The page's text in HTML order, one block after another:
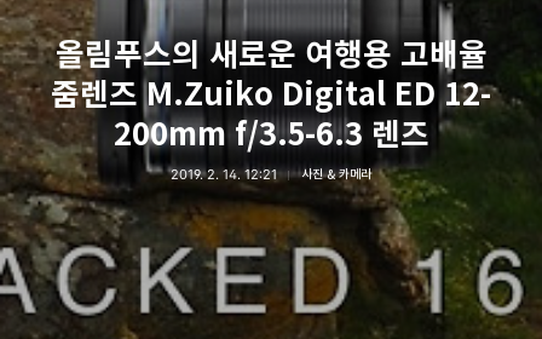
올림푸스의 새로운 여행용 고배율
줌렌즈 M.Zuiko Digital ED 12-
200mm f/3.5-6.3 렌즈
2019. 2. 14. 12:21 사진 & 카메라